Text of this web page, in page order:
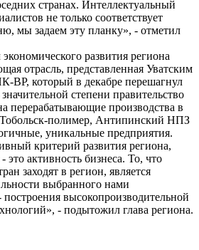
странах. Интеллектуальный
не только соответствует
мы задаем эту планку», - отметил
развития региона
отрасль, представленная Уватским
ВР, который в декабре перешагнул
степени правительство
перерабатывающие производства в
Тобольск-полимер, Антипинский НПЗ
уникальные предприятия.
критерий развития региона,
это активность бизнеса. То, что
заходят в регион, является
выбранного нами
построения высокопроизводительной
- подытожил глава региона.